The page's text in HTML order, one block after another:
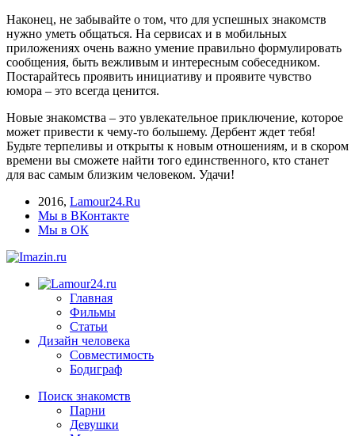
Наконец, не забывайте о том, что для успешных знакомств
нужно уметь общаться. На сервисах и в мобильных
приложениях очень важно умение правильно формулировать
сообщения, быть вежливым и интересным собеседником.
Постарайтесь проявить инициативу и проявите чувство
юмора – это всегда ценится.
Новые знакомства – это увлекательное приключение, которое
может привести к чему-то большему. Дербент ждет тебя!
Будьте терпеливы и открыты к новым отношениям, и в скором
времени вы сможете найти того единственного, кто станет
для вас самым близким человеком. Удачи!
2016, Lamour24.Ru
Мы в ВКонтакте
Мы в ОК
Главная
Фильмы
Статьи
Дизайн человека
Совместимость
Бодиграф
Поиск знакомств
Парни
Девушки